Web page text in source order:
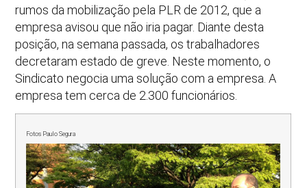
rumos da mobilização pela PLR de 2012, que a
empresa avisou que não iria pagar. Diante desta
posição, na semana passada, os trabalhadores
decretaram estado de greve. Neste momento, o
Sindicato negocia uma solução com a empresa. A
empresa tem cerca de 2.300 funcionários.
Fotos Paulo Segura